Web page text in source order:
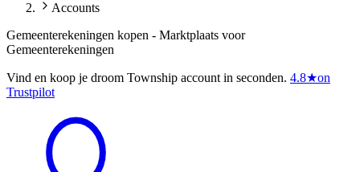
Accounts
Gemeenterekeningen kopen - Marktplaats voor
Gemeenterekeningen
Vind en koop je droom Township account in seconden. 4.8★on
Trustpilot